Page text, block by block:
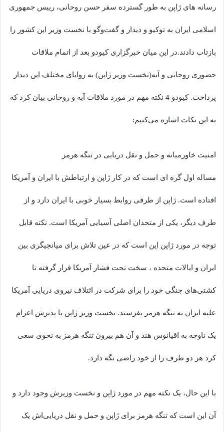
رسانه های ژاپن به طور گسترده سفر حسن روحانی، رییس جمهوری
اسلامی ایران به توکیو و دیدار و گفت‌وگو با نخست وزیر این کشور را
بازتاب دادند.در این میان خبرگزاری کیودو بعد از اتمام ملاقات
حضوری روحانی و آبه(نخست وزیر ژاپن) به زوایای مختلف این دیدار
پرداخت. کیودو 4 نکته مهم در مورد ملاقات آبه و روحانی بیان کرد که
به این نکات اشاره می‌کنیم:
امنیت خاورمیانه و حمل و نقل دریایی در تنگه هرمز
مساله اول گره ای است که در کار ژاپن و ارتباطش با ایران و آمریکا
افتاده است. ژاپن از طرفی روابط بسیار خوبی با ایران دارد و از
طرف دیگر، یکی از متحدان اصلی آسیایی آمریکا است. نکته قابل
توجه در مورد ژاپن این است که در عین تلاش برای میانجیگری بین
ایران و ایالات متحده ، سخت تحت فشار آمریکا قرار گرفته تا
کشتی‌های جنگی خود را برای شرکت در ائتلاف نیروی دریایی آمریکا
علیه ایران به تنگه هرمز بفرستد. نخست وزیر ژاپن با پذیرش اعزام
یک ناوچه به اقیانوس هند و آن هم بیرون تنگه هرمز به نحوی سعی
کرد هر دو طرف را از خود راضی نگه دارد.
با این حال، یک نکته مهم در مورد ژاپن و نخست وزیرش وجود دارد و
آن این است که تنگه هرمز برای ژاپن و حمل و نقل دریایی‌اش یک